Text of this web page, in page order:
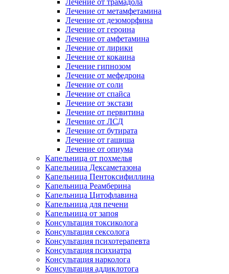
Лечение от трамадола
Лечение от метамфетамина
Лечение от дезоморфина
Лечение от героина
Лечение от амфетамина
Лечение от лирики
Лечение от кокаина
Лечение гипнозом
Лечение от мефедрона
Лечение от соли
Лечение от спайса
Лечение от экстази
Лечение от первитина
Лечение от ЛСД
Лечение от бутирата
Лечение от гашиша
Лечение от опиума
Капельница от похмелья
Капельница Дексаметазона
Капельница Пентоксифиллина
Капельница Реамберина
Капельница Цитофлавина
Капельница для печени
Капельница от запоя
Консультация токсиколога
Консультация сексолога
Консультация психотерапевта
Консультация психиатра
Консультация нарколога
Консультация аддиклотога